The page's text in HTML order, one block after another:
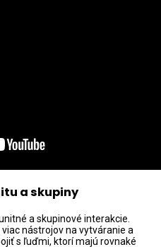
a skupiny
a skupinové interakcie.
nástrojov na vytváranie a
s ľuďmi, ktorí majú rovnaké